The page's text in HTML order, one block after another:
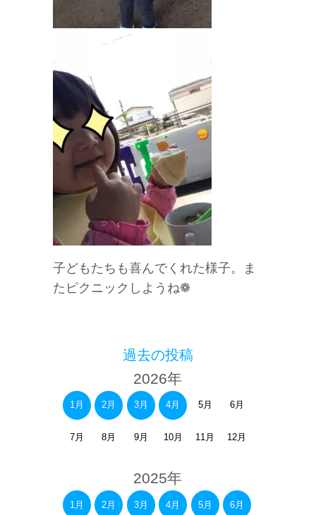
子どもたちも喜んでくれた様子。ま
たピクニックしようね❁
過去の投稿
2026年
1月 2月 3月 4月 5月 6月
7月 8月 9月 10月 11月 12月
2025年
1月 2月 3月 4月 5月 6月